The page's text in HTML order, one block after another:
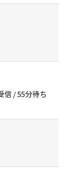
信 / 55分待ち